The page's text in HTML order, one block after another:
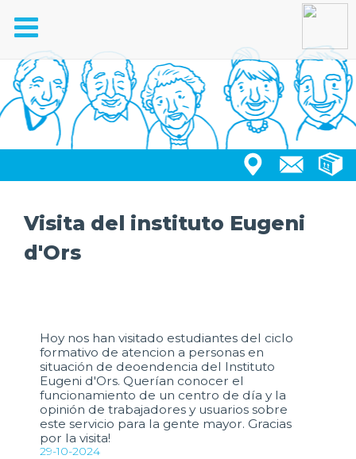
Toggle
navigation
Visita del instituto Eugeni
d'Ors
Hoy nos han visitado estudiantes del ciclo
formativo de atencion a personas en
situación de deoendencia del Instituto
Eugeni d'Ors. Querían conocer el
funcionamiento de un centro de día y la
opinión de trabajadores y usuarios sobre
este servicio para la gente mayor. Gracias
por la visita!
29-10-2024